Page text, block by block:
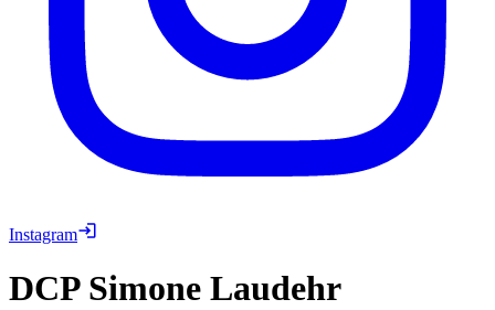
Instagram
DCP Simone Laudehr